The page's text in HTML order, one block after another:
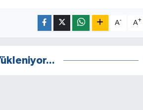
A- A+